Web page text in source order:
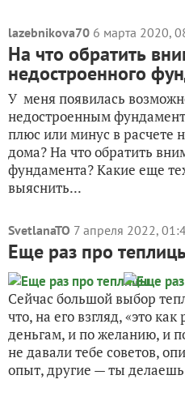
lazebnikova70 6 марта 2020,
На что обратить
недостроенного
У меня появилась
недостроенным
плюс или минус в расчете
дома? На что обратить
фундамента? Какие еще
выяснить...
SvetlanaTO 7 апреля 2022,
Еще раз про
Сейчас большой выбор
что, на его взгляд, «это
деньгам, и по желанию, и
не давали тебе советов,
опыт, другие — ты